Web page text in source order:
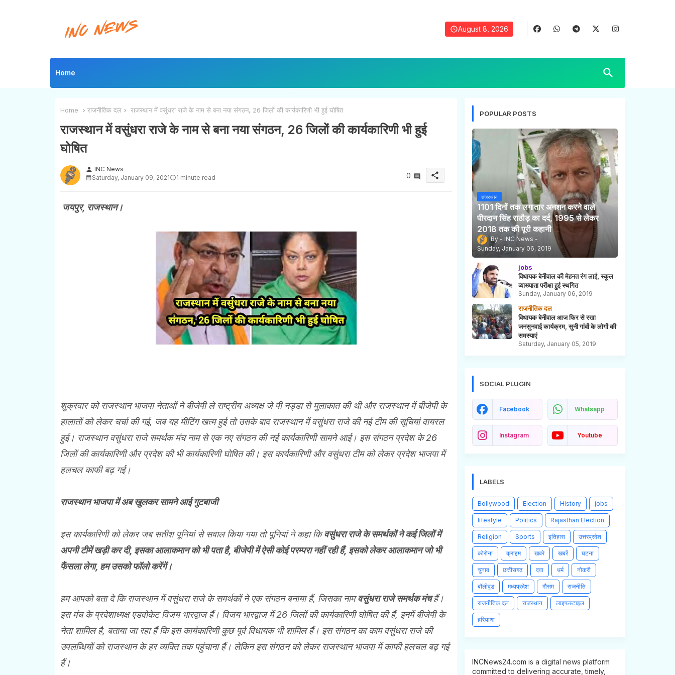
August 8, 2026
Home
Home राजनीतिक दल राजस्थान में वसुंधरा राजे के नाम से बना नया संगठन, 26 जिलों की कार्यकारिणी भी हुई घोषित
राजस्थान में वसुंधरा राजे के नाम से बना नया संगठन, 26 जिलों की कार्यकारिणी भी हुई
घोषित
person INC News
Saturday, January 09, 2021
1 minute read 0 share
जयपुर, राजस्थान।
शुक्रवार को राजस्थान भाजपा नेताओं ने बीजेपी ले राष्ट्रीय अध्यक्ष जे पी नड्डा से मुलाकात की थी और राजस्थान में बीजेपी के
हालातों को लेकर चर्चा की गई, जब यह मीटिंग खत्म हुई तो उसके बाद राजस्थान में वसुंधरा राजे की नई टीम की सूचियां वायरल
हुई। राजस्थान वसुंधरा राजे समर्थक मंच नाम से एक नए संगठन की नई कार्यकारिणी सामने आई। इस संगठन प्रदेश के 26
जिलों की कार्यकारिणी और प्रदेश की भी कार्यकारिणी घोषित की। इस कार्यकारिणी और वसुंधरा टीम को लेकर प्रदेश भाजपा में
हलचल काफी बढ़ गई।
राजस्थान भाजपा में अब खुलकर सामने आई गुटबाजी
इस कार्यकारिणी को लेकर जब सतीश पूनियां से सवाल किया गया तो पूनियां ने कहा किवसुंधरा राजे के समर्थकों ने कई जिलों में
अपनी टीमें खड़ी कर दी, इसका आलाकमान को भी पता है, बीजेपी में ऐसी कोई परम्परा नहीं रही हैं, इसको लेकर आलाकमान जो भी
फैंसला लेगा, हम उसको फॉलो करेंगें।
हम आपको बता दे कि राजस्थान में वसुंधरा राजे के समर्थकों ने एक संगठन बनाया हैं, जिसका नामवसुंधरा राजे समर्थक मंचहैं।
इस मंच के प्रदेशाध्यक्ष एडवोकेट विजय भारद्वाज हैं। विजय भारद्वाज में 26 जिलों की कार्यकारिणी घोषित की हैं, इनमें बीजेपी के
नेता शामिल है, बताया जा रहा हैं कि इस कार्यकारिणी कुछ पूर्व विधायक भी शामिल हैं। इस संगठन का काम वसुंधरा राजे की
उपलब्धियों को राजस्थान के हर व्यक्ति तक पहुंचाना हैं। लेकिन इस संगठन को लेकर राजस्थान भाजपा में काफी हलचल बढ़ गई
हैं।
POPULAR POSTS
राजस्थान
1101 दिनों तक लगातार अनशन करने वाले
पीरदान सिंह राठौड़ का दर्द, 1995 से लेकर
2018 तक की पूरी कहानी
INC News
Sunday, January 06, 2019
jobs
विधायक बेनीवाल की मेहनत रंग लाई, स्कूल
व्याख्याता परीक्षा हुई स्थगित
Sunday, January 06, 2019
राजनीतिक दल
विधायक बेनीवाल आज फिर से रखा
जनसुनवाई कार्यक्रम, सुनी गांवों के लोगों की
समस्याएं
Saturday, January 05, 2019
SOCIAL PLUGIN
Facebook Whatsapp
Instagram Youtube
LABELS
Bollywood Election History jobs
lifestyle Politics Rajasthan Election
Religion Sports इतिहास उत्तरप्रदेश
कोरोना क्राइम खबरे खबरें घटना
चुनाव छत्तीसगढ़ दवा धर्म नौकरी
बॉलीवुड मध्यप्रदेश मौसम राजनीति
राजनीतिक दल राजस्थान लाइफस्टाइल
हरियाणा
INCNews24.com is a digital news platform
committed to delivering accurate, timely,